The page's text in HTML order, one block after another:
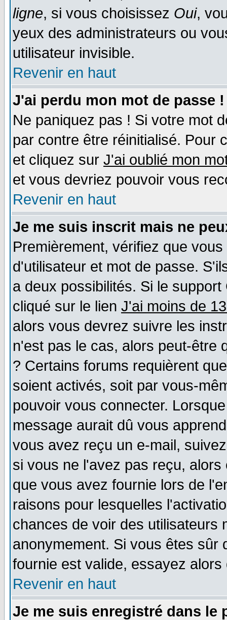
ligne, si vous choisissez Oui,
yeux des administrateurs ou
utilisateur invisible.
Revenir en haut
J'ai perdu mon mot de passe !
Ne paniquez pas ! Si votre mot
par contre être réinitialisé. Pour
et cliquez sur J'ai oublié mon
et vous devriez pouvoir vous
Revenir en haut
Je me suis inscrit mais ne
Premièrement, vérifiez que
d'utilisateur et mot de passe.
a deux possibilités. Si le
cliqué sur le lien J'ai moins de
alors vous devrez suivre les
n'est pas le cas, alors peut-être
? Certains forums requièrent
soient activés, soit par vous-
pouvoir vous connecter.
message aurait dû vous
vous avez reçu un e-mail,
si vous ne l'avez pas reçu,
que vous avez fournie lors de
raisons pour lesquelles
chances de voir des utilisateurs
anonymement. Si vous êtes sûr
fournie est valide, essayez
Revenir en haut
Je me suis enregistré dans le